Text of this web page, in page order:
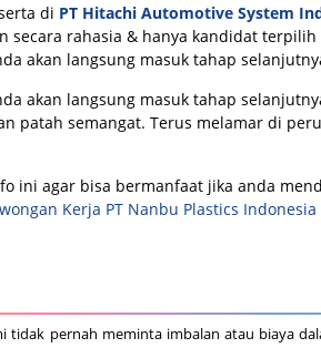
di PT Hitachi Automotive System
secara rahasia & hanya kandidat
akan langsung masuk tahap
akan langsung masuk tahap
patah semangat. Terus melamar di
ini agar bisa bermanfaat jika anda
Kerja PT Nanbu Plastics Indonesia
tidak pernah meminta imbalan atau biaya